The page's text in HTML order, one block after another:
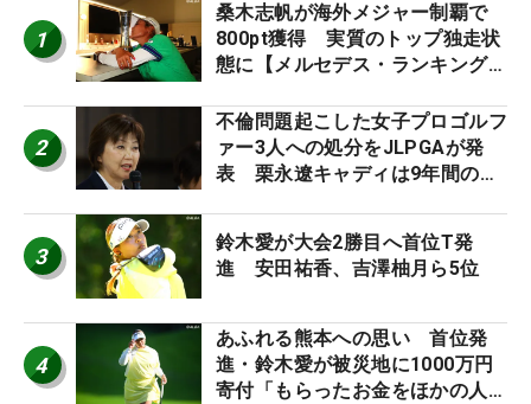
1
桑木志帆が海外メジャー制覇で
800pt獲得 実質のトップ独走状
態に【メルセデス・ランキング番
2
不倫問題起こした女子プロゴルフ
ァー3人への処分をJLPGAが発
表 栗永遼キャディは9年間の立
3
鈴木愛が大会2勝目へ首位T発
進 安田祐香、吉澤柚月ら5位
4
あふれる熊本への思い 首位発
進・鈴木愛が被災地に1000万円
寄付「もらったお金をほかの人